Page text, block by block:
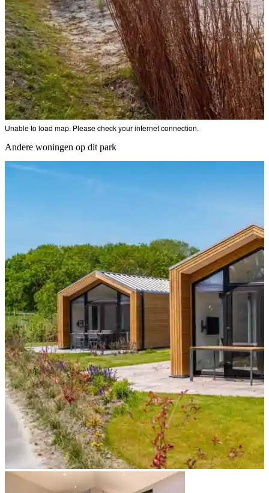
Unable to load map. Please check your internet connection.
Andere woningen op dit park